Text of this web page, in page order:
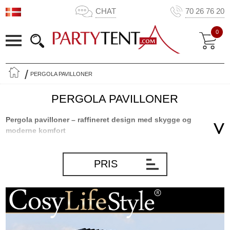
CHAT 70 26 76 20
0
PERGOLA PAVILLONER
PERGOLA PAVILLONER
Pergola pavilloner – raffineret design med skygge og
moderne komfort
Med sit rene, minimalistiske udtryk og flade tag skaber denne åbne
konstruktion en elegant skygge og en rolig atmosfære på
fritstående pergola eller en model, der monteres på huset, er disse
pavilloner perfekte til moderne udeliv. Bemærk, at du kan bestille
forskellige typer sidevægge til pavilloner og pergolaer – eller vælge
PRIS